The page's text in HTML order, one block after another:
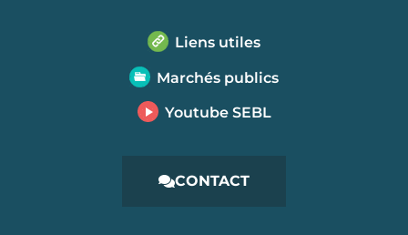
Liens utiles
Marchés publics
Youtube SEBL
CONTACT